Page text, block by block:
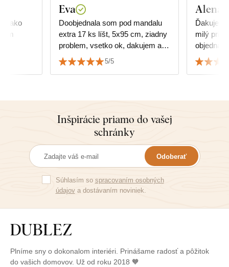
ako
Eva
Doobjednala som pod mandalu
extra 17 ks líšt, 5x95 cm, ziadny
problem, vsetko ok, dakujem a
srdecne odporucam.
5/5
Alena
Ďakujem
milý
objednávky. Mandala
cvičíme aj
Inšpirácie priamo do vašej
schránky
Odoberať
Súhlasím so spracovaním osobných
údajova dostávaním noviniek.
Plníme sny o dokonalom interiéri. Prinášame radosť a pôžitok
do vašich domovov. Už od roku 2018 🧡